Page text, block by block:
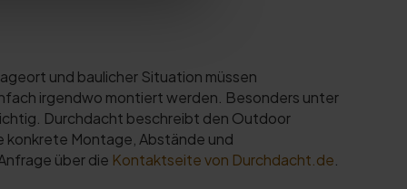
und baulicher Situation müssen
irgendwo montiert werden. Besonders unter
Durchdacht beschreibt den Outdoor
konkrete Montage, Abstände und
über die Kontaktseite von Durchdacht.de